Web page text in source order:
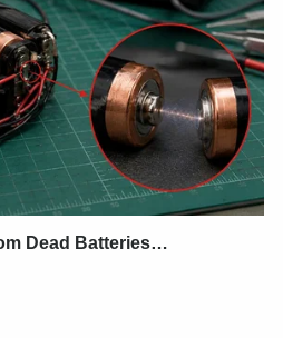
Dead Batteries…